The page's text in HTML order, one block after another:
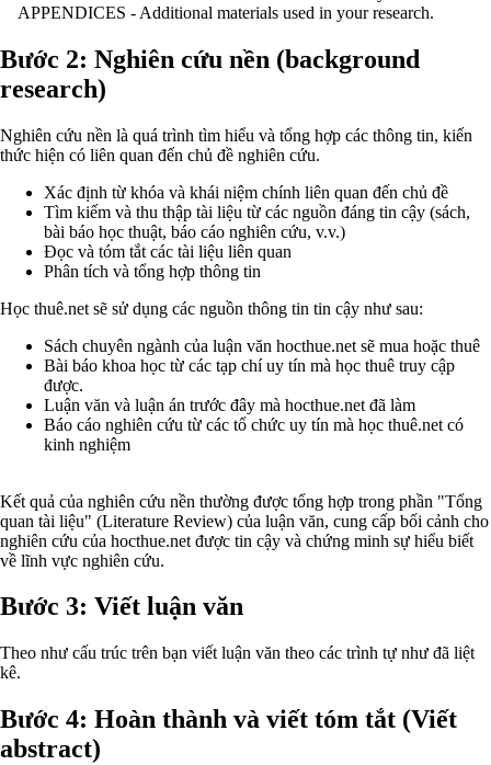
APPENDICES - Additional materials used in your research.
Bước 2: Nghiên cứu nền (background
research)
Nghiên cứu nền là quá trình tìm hiểu và tổng hợp các thông tin, kiến
thức hiện có liên quan đến chủ đề nghiên cứu.
Xác định từ khóa và khái niệm chính liên quan đến chủ đề
Tìm kiếm và thu thập tài liệu từ các nguồn đáng tin cậy (sách,
bài báo học thuật, báo cáo nghiên cứu, v.v.)
Đọc và tóm tắt các tài liệu liên quan
Phân tích và tổng hợp thông tin
Học thuê.net sẽ sử dụng các nguồn thông tin tin cậy như sau:
Sách chuyên ngành của luận văn hocthue.net sẽ mua hoặc thuê
Bài báo khoa học từ các tạp chí uy tín mà học thuê truy cập
được.
Luận văn và luận án trước đây mà hocthue.net đã làm
Báo cáo nghiên cứu từ các tổ chức uy tín mà học thuê.net có
kinh nghiệm
Kết quả của nghiên cứu nền thường được tổng hợp trong phần "Tổng
quan tài liệu" (Literature Review) của luận văn, cung cấp bối cảnh cho
nghiên cứu của hocthue.net được tin cậy và chứng minh sự hiểu biết
về lĩnh vực nghiên cứu.
Bước 3: Viết luận văn
Theo như cấu trúc trên bạn viết luận văn theo các trình tự như đã liệt
kê.
Bước 4: Hoàn thành và viết tóm tắt (Viết
abstract)